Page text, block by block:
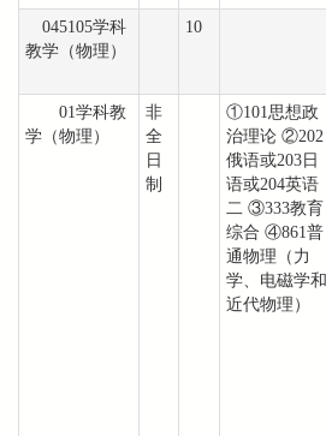
045105学科
教学（物理）
10
01学科教
学（物理）
非
全
日
制
①101思想政
治理论 ②202
俄语或203日
语或204英语
二 ③333教育
综合 ④861普
通物理（力
学、电磁学和
近代物理）